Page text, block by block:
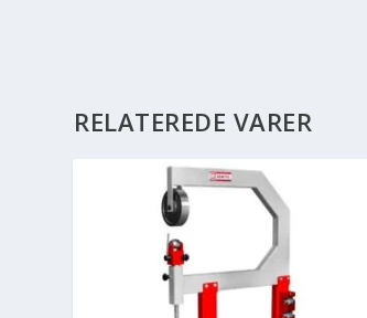
RELATEREDE VARER